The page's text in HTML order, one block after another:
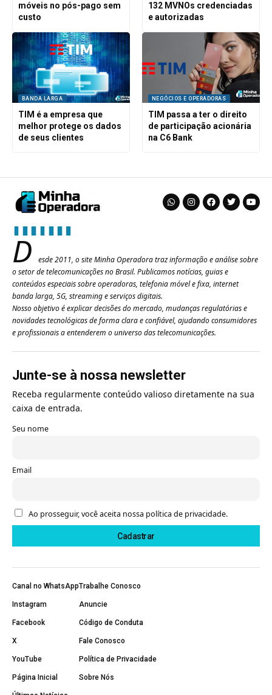
móveis no pós-pago sem
custo
132 MVNOs credenciadas
e autorizadas
BANDA LARGA
TIM é a empresa que
melhor protege os dados
de seus clientes
NEGÓCIOS E OPERADORAS
TIM passa a ter o direito
de participação acionária
na C6 Bank
D
esde 2011, o site Minha Operadora traz informação e análise sobre
o setor de telecomunicações no Brasil. Publicamos notícias, guias e
conteúdos especiais sobre operadoras, telefonia móvel e fixa, internet
banda larga, 5G, streaming e serviços digitais.
Nosso objetivo é explicar decisões do mercado, mudanças regulatórias e
novidades tecnológicas de forma clara e confiável, ajudando consumidores
e profissionais a entenderem o universo das telecomunicações.
Junte-se à nossa newsletter
Receba regularmente conteúdo valioso diretamente na sua
caixa de entrada.
Seu nome
Email
Ao prosseguir, você aceita nossa política de privacidade.
Canal no WhatsApp
Instagram
Facebook
X
YouTube
Página Inicial
Trabalhe Conosco
Anuncie
Código de Conduta
Fale Conosco
Política de Privacidade
Sobre Nós